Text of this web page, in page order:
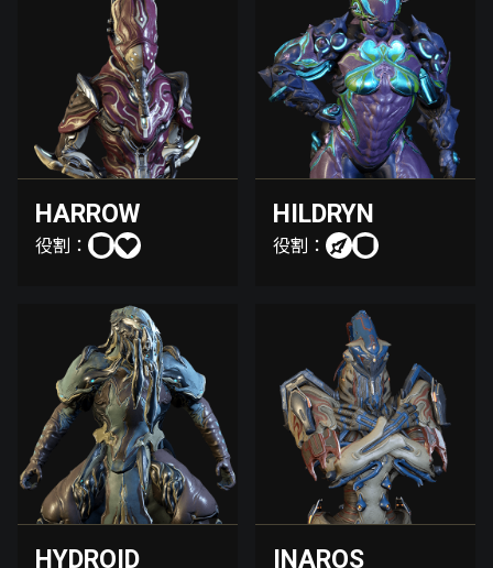
HARROW
役割：
HILDRYN
役割：
HYDROID INAROS